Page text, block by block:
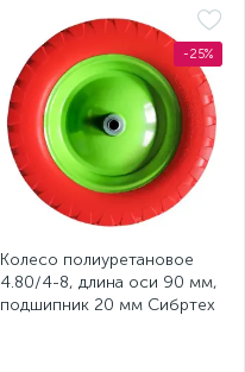
-25%
Колесо полиуретановое
4.80/4-8, длина оси 90 мм,
подшипник 20 мм Сибртех